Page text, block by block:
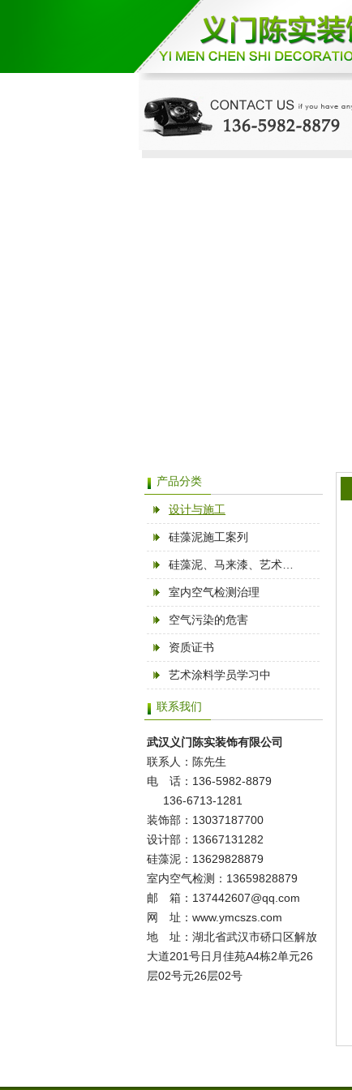
产品分类
设计与施工
硅藻泥施工案列
硅藻泥、马来漆、艺术…
室内空气检测治理
空气污染的危害
资质证书
艺术涂料学员学习中
联系我们
武汉义门陈实装饰有限公司
联系人：陈先生
电 话：136-5982-8879
136-6713-1281
装饰部：13037187700
设计部：13667131282
硅藻泥：13629828879
室内空气检测：13659828879
邮 箱： 137442607@qq.com
网 址：www.ymcszs.com
地 址：湖北省武汉市硚口区解放
大道201号日月佳苑A4栋2单元26
层02号元26层02号